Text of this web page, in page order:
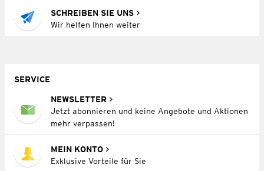
SCHREIBEN SIE UNS
Wir helfen Ihnen weiter
SERVICE
NEWSLETTER
Jetzt abonnieren und keine Angebote und Aktionen
mehr verpassen!
MEIN KONTO
Exklusive Vorteile für Sie